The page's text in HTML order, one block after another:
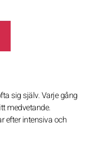
sig själv. Varje gång
medvetande.
efter intensiva och